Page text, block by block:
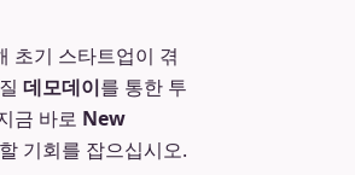
초기 스타트업이 겪
데모데이를 통한 투
금 바로 New
기회를 잡으십시오.